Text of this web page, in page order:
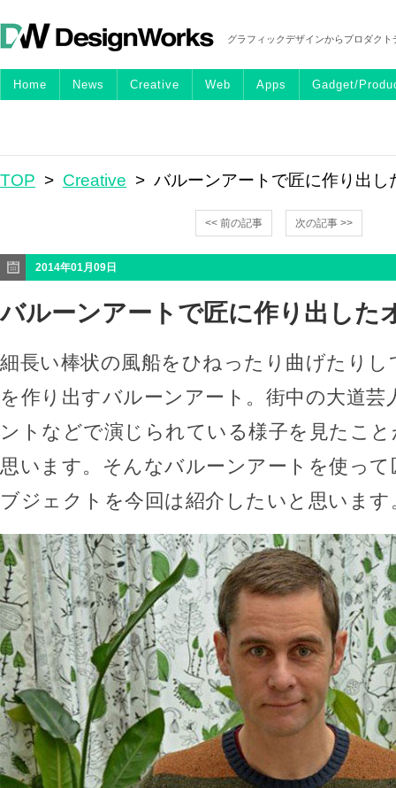
グラフィックデザインからプロダク
Home News Creative Web Apps Gadget/
TOP > Creative > バルーンアートで匠に作り出し
<< 前の記事 次の記事 >>
2014年01月09日
バルーンアートで匠に作り出した
細長い棒状の風船をひねったり曲げたり
を作り出すバルーンアート。街中の大道芸
ントなどで演じられている様子を見たこ
思います。そんなバルーンアートを使っ
ブジェクトを今回は紹介したいと思います